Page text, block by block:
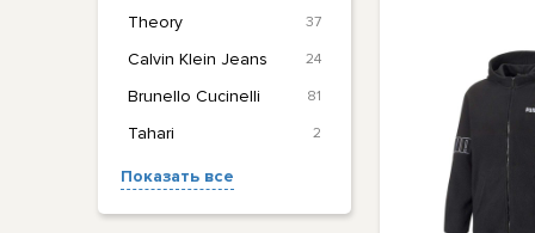
Theory 37
Calvin Klein Jeans 24
Brunello Cucinelli 81
Tahari 2
Показать все